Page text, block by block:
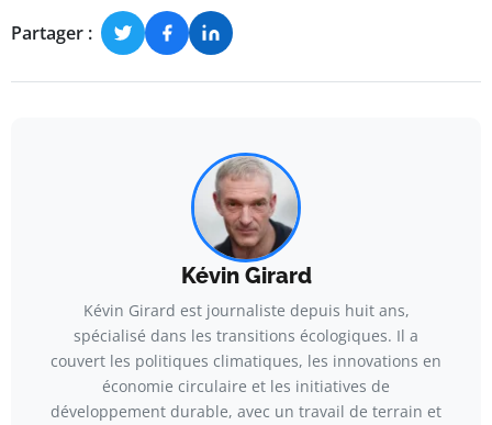
Partager :
Kévin Girard
Kévin Girard est journaliste depuis huit ans,
spécialisé dans les transitions écologiques. Il a
couvert les politiques climatiques, les innovations en
économie circulaire et les initiatives de
développement durable, avec un travail de terrain et